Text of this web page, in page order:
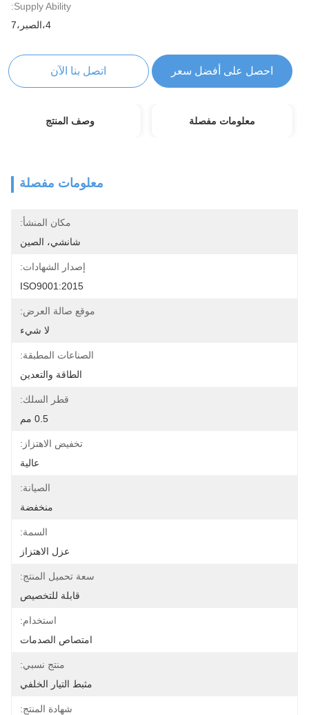
Supply Ability:
4،الصبر،7
احصل على أفضل سعر اتصل بنا الآن
معلومات مفصلة وصف المنتج
معلومات مفصلة
مكان المنشأ:
شانشي، الصين
إصدار الشهادات:
ISO9001:2015
موقع صالة العرض:
لا شيء
الصناعات المطبقة:
الطاقة والتعدين
قطر السلك:
0.5 مم
تخفيض الاهتزاز:
عالية
الصيانة:
منخفضة
السمة:
عزل الاهتزاز
سعة تحميل المنتج:
قابلة للتخصيص
استخدام:
امتصاص الصدمات
منتج نسبي:
مثبط التيار الخلفي
شهادة المنتج: